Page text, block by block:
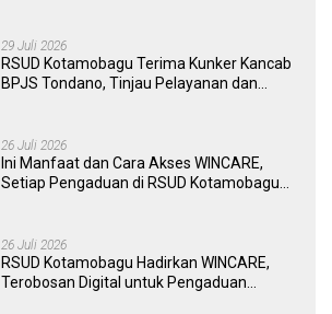
29 Juli 2026
RSUD Kotamobagu Terima Kunker Kancab
BPJS Tondano, Tinjau Pelayanan dan
26 Juli 2026
Ini Manfaat dan Cara Akses WINCARE,
Setiap Pengaduan di RSUD Kotamobagu
26 Juli 2026
RSUD Kotamobagu Hadirkan WINCARE,
Terobosan Digital untuk Pengaduan